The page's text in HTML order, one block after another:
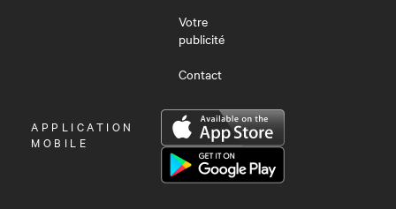
Votre
publicité
Contact
OUVRIR
LE
APPLICATION
MOBILE